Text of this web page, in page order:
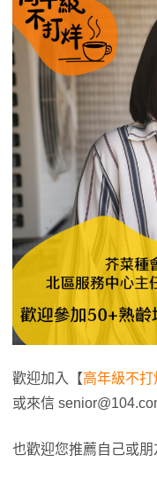
歡迎加入【高年級不打
或來信
也歡迎您推薦自己或朋